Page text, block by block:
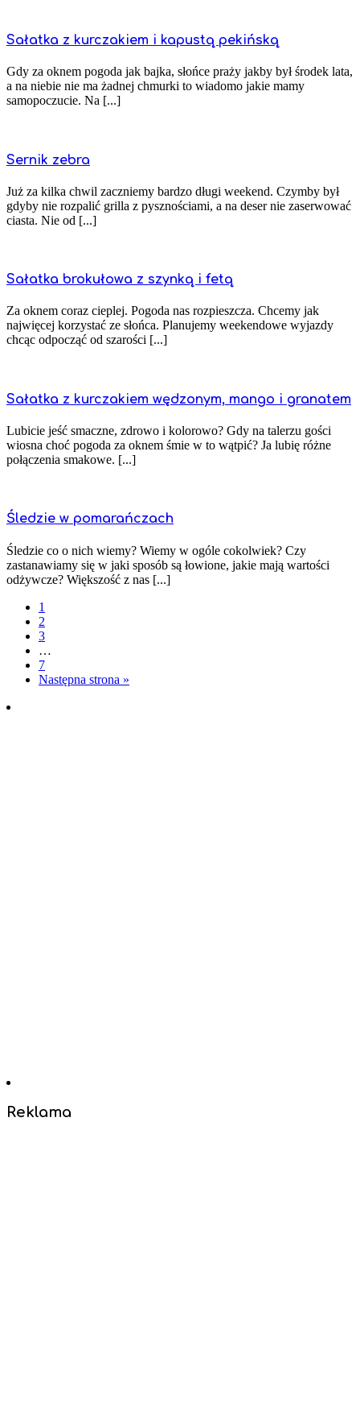
Sałatka z kurczakiem i kapustą pekińską
Gdy za oknem pogoda jak bajka, słońce praży jakby był środek lata,
a na niebie nie ma żadnej chmurki to wiadomo jakie mamy
samopoczucie. Na [...]
Sernik zebra
Już za kilka chwil zaczniemy bardzo długi weekend. Czymby był
gdyby nie rozpalić grilla z pysznościami, a na deser nie zaserwować
ciasta. Nie od [...]
Sałatka brokułowa z szynką i fetą
Za oknem coraz cieplej. Pogoda nas rozpieszcza. Chcemy jak
najwięcej korzystać ze słońca. Planujemy weekendowe wyjazdy
chcąc odpocząć od szarości [...]
Sałatka z kurczakiem wędzonym, mango i granatem
Lubicie jeść smaczne, zdrowo i kolorowo? Gdy na talerzu gości
wiosna choć pogoda za oknem śmie w to wątpić? Ja lubię różne
połączenia smakowe. [...]
Śledzie w pomarańczach
Śledzie co o nich wiemy? Wiemy w ogóle cokolwiek? Czy
zastanawiamy się w jaki sposób są łowione, jakie mają wartości
odżywcze? Większość z nas [...]
1
2
3
…
7
Następna strona »
Reklama